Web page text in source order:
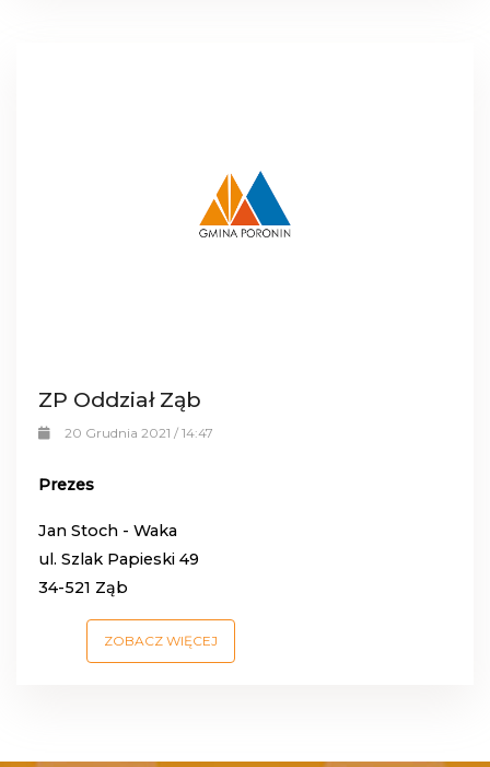
ZP Oddział Ząb
20 Grudnia 2021 / 14:47
Prezes
Jan Stoch - Waka
ul. Szlak Papieski 49
34-521 Ząb
ZOBACZ WIĘCEJ